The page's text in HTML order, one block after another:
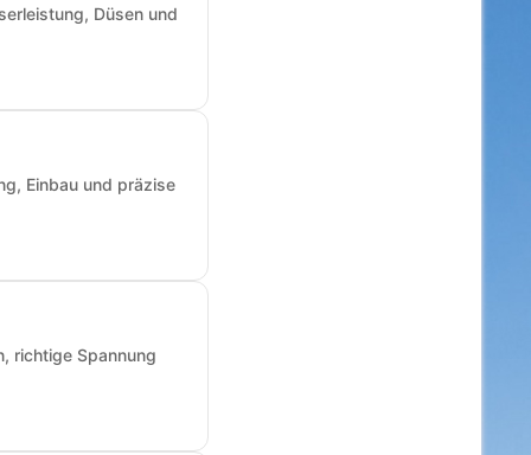
Düsen und
Einbau und präzise
richtige Spannung